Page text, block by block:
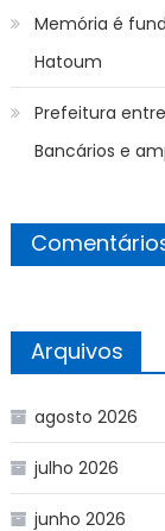
Memória é
Hatoum
Prefeitura
Bancários e
Arquivos
agosto 2026
julho 2026
junho 2026